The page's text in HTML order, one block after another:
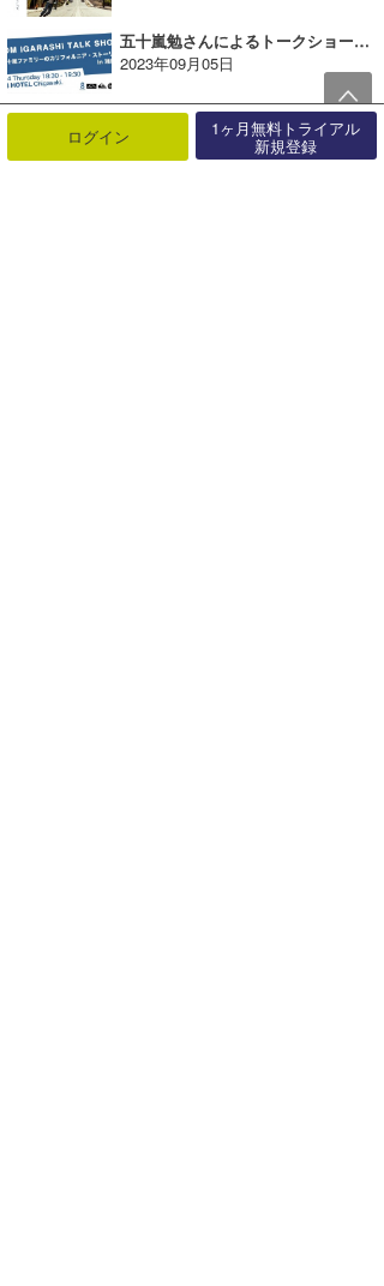
五十嵐勉さんによるトークショーを8HOTEL CHIGASAKIにて開催！【AD】
2023年09月05日
ログイン 1ヶ月無料トライアル
新規登録